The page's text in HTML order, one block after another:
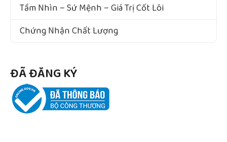
Tầm Nhìn – Sứ Mệnh – Giá Trị Cốt Lõi
Chứng Nhận Chất Lượng
ĐÃ ĐĂNG KÝ